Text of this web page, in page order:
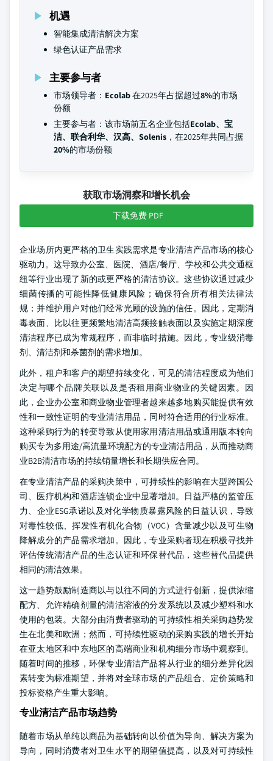
机遇
智能集成清洁解决方案
绿色认证产品需求
主要参与者
市场领导者： Ecolab在2025年占据超过8%的市场
份额
主要参与者：该市场前五名企业包括Ecolab、宝
洁、联合利华、汉高、Solenis ，在2025年共同占据
20%的市场份额
获取市场洞察和增长机会
下载免费 PDF
企业场所内更严格的卫生实践需求是专业清洁产品市场的核心
驱动力。这导致办公室、医院、酒店/餐厅、学校和公共交通枢
纽等行业出现了新的或更严格的清洁协议。这些协议通过减少
细菌传播的可能性降低健康风险；确保符合所有相关法律法
规；并维护用户对他们经常光顾的设施的信任。因此，定期消
毒表面、比以往更频繁地清洁高频接触表面以及实施定期深度
清洁程序已成为常规程序，而非临时措施。因此，专业级消毒
剂、清洁剂和杀菌剂的需求增加。
此外，租户和客户的期望持续变化，可见的清洁程度成为他们
决定与哪个品牌关联以及是否租用商业物业的关键因素。因
此，企业办公室和商业物业管理者越来越多地购买能提供有效
性和一致性证明的专业清洁用品，同时符合适用的行业标准。
这种采购行为的转变导致从使用家用清洁用品或通用版本转向
购买专为多用途/高流量环境配方的专业清洁用品，从而推动商
业B2B清洁市场的持续销量增长和长期供应合同。
在专业清洁产品的采购决策中，可持续性的影响在大型跨国公
司、医疗机构和酒店连锁企业中显著增加。日益严格的监管压
力、企业ESG承诺以及对化学物质暴露风险的日益认识，导致
对毒性较低、挥发性有机化合物（VOC）含量减少以及可生物
降解成分的产品需求增加。因此，专业采购者现在积极寻找并
评估传统清洁产品的生态认证和环保替代品，这些替代品提供
相同的清洁效果。
这一趋势鼓励制造商以与以往不同的方式进行创新，提供浓缩
配方、允许精确剂量的清洁溶液的分发系统以及减少塑料和水
使用的包装。大部分由消费者驱动的可持续性相关采购趋势发
生在北美和欧洲；然而，可持续性驱动的采购实践的增长开始
在亚太地区和中东地区的高端商业和机构细分市场中观察到。
随着时间的推移，环保专业清洁产品将从行业的细分差异化因
素转变为标准期望，并将对全球市场的产品组合、定价策略和
投标资格产生重大影响。
专业清洁产品市场趋势
随着市场从单纯以商品为基础转向以价值为导向、解决方案为
导向，同时消费者对卫生水平的期望值提高，以及对可持续性